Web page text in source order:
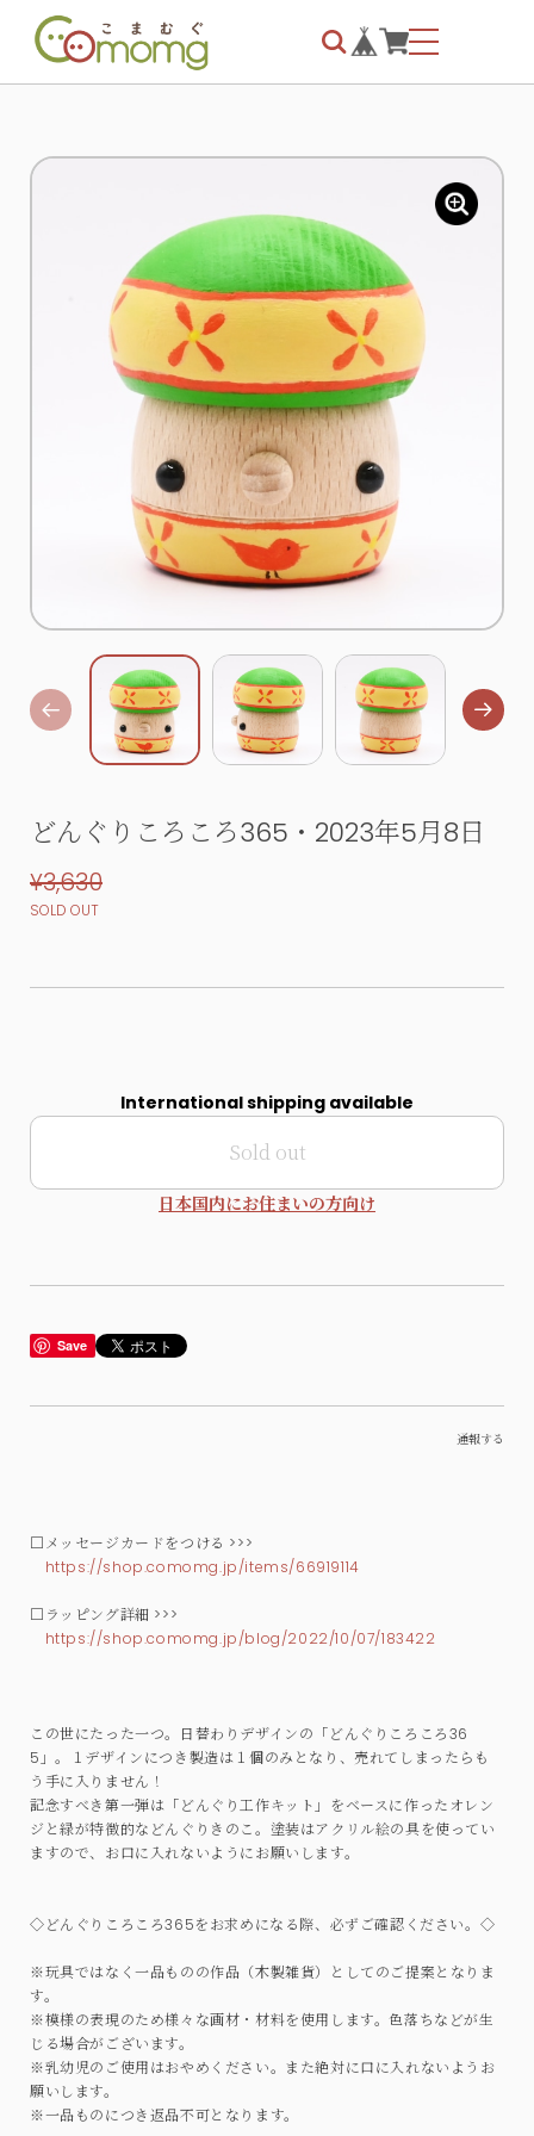
どんぐりころころ365・2023年5月8日
¥3,630
SOLD OUT
International shipping available
Sold out
日本国内にお住まいの方向け
Save
通報する
□メッセージカードをつける >>>
https://shop.comomg.jp/items/66919114
□ラッピング詳細 >>>
https://shop.comomg.jp/blog/2022/10/07/183422
この世にたった一つ。日替わりデザインの「どんぐりころころ36
5」。１デザインにつき製造は１個のみとなり、売れてしまったらも
う手に入りません！
記念すべき第一弾は「どんぐり工作キット」をベースに作ったオレン
ジと緑が特徴的などんぐりきのこ。塗装はアクリル絵の具を使ってい
ますので、お口に入れないようにお願いします。
◇どんぐりころころ365をお求めになる際、必ずご確認ください。◇
※玩具ではなく一品ものの作品（木製雑貨）としてのご提案となりま
す。
※模様の表現のため様々な画材・材料を使用します。色落ちなどが生
じる場合がございます。
※乳幼児のご使用はおやめください。また絶対に口に入れないようお
願いします。
※一品ものにつき返品不可となります。